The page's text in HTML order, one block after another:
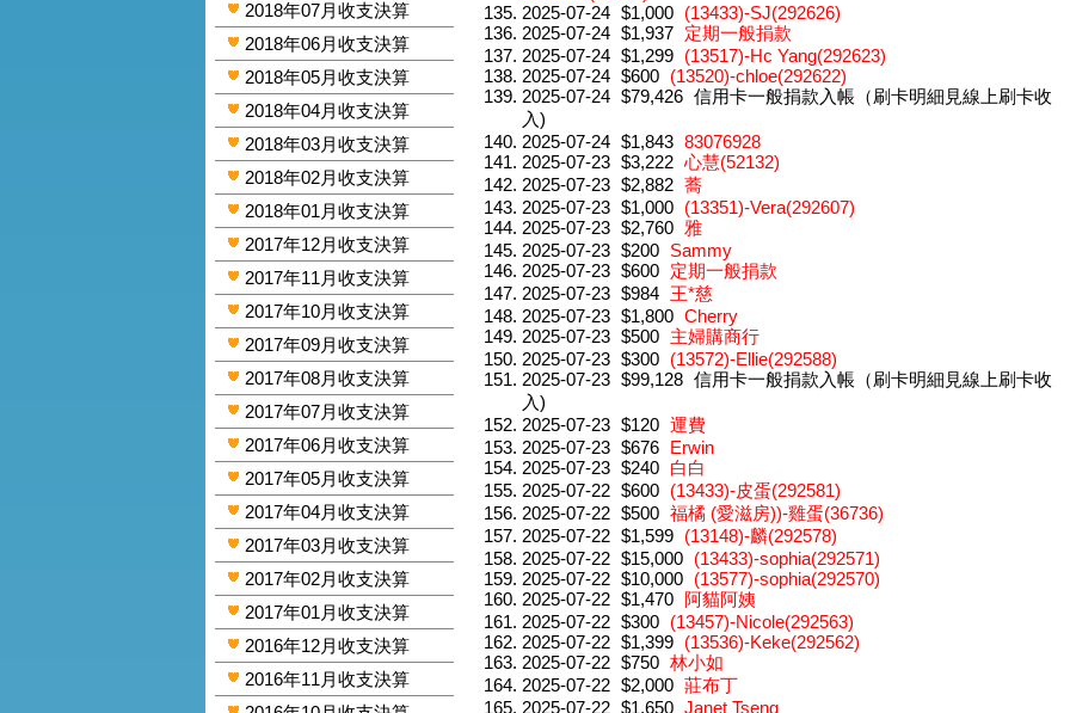
2018年07月收支決算
2018年06月收支決算
2018年05月收支決算
2018年04月收支決算
2018年03月收支決算
2018年02月收支決算
2018年01月收支決算
2017年12月收支決算
2017年11月收支決算
2017年10月收支決算
2017年09月收支決算
2017年08月收支決算
2017年07月收支決算
2017年06月收支決算
2017年05月收支決算
2017年04月收支決算
2017年03月收支決算
2017年02月收支決算
2017年01月收支決算
2016年12月收支決算
2016年11月收支決算
2025-07-24 $1,000
(13433)-SJ(292626)
2025-07-24 $1,937
定期一般捐款
2025-07-24 $1,299
(13517)-Hc Yang(292623)
2025-07-24 $600
(13520)-chloe(292622)
2025-07-24 $79,426 信用卡一般捐款入帳（刷卡明細見線上刷卡收
入)
2025-07-24 $1,843 83076928
2025-07-23 $3,222 心慧(52132)
2025-07-23 $2,882 蕎
2025-07-23 $1,000
(13351)-Vera(292607)
2025-07-23 $2,760 雅
2025-07-23 $200
Sammy
2025-07-23 $600
定期一般捐款
2025-07-23 $984 王*慈
2025-07-23 $1,800 Cherry
2025-07-23 $500
主婦購商行
2025-07-23 $300
(13572)-Ellie(292588)
2025-07-23 $99,128 信用卡一般捐款入帳（刷卡明細見線上刷卡收
入)
2025-07-23 $120 運費
2025-07-23 $676
Erwin
2025-07-23 $240
白白
2025-07-22 $600
(13433)-皮蛋(292581)
2025-07-22 $500 福橘 (愛滋房))-雞蛋(36736)
2025-07-22 $1,599
(13148)-麟(292578)
2025-07-22 $15,000
(13433)-sophia(292571)
2025-07-22 $10,000
(13577)-sophia(292570)
2025-07-22 $1,470
阿貓阿姨
2025-07-22 $300
(13457)-Nicole(292563)
2025-07-22 $1,399
(13536)-Keke(292562)
2025-07-22 $750 林小如
2025-07-22 $2,000 莊布丁
2025-07-22 $1,650 Janet Tseng